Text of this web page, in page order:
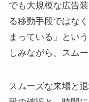
でも大規模な広告
る移動手段ではな
まっている」とい
しみながら、スム
スムーズな来場と